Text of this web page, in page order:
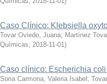
Caso Clínico: Klebsiella
Tovar Oviedo, Juana; Martínez
Químicas, 2018-11-01)
Caso clínico: Escherichia coli
Soria Carmona, Valeria Isabel ;